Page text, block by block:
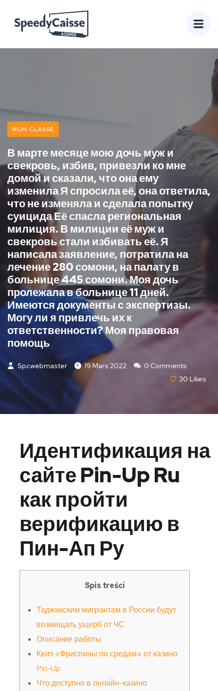
NON CLASSÉ
В марте месяце мою дочь муж и
свекровь, избив, привезли ко мне
домой и сказали, что она ему
изменила Я спросила её, она ответила,
что не изменяла и сделала попытку
суицида Её спасла региональная
милиция. В милиции её муж и
свекровь стали избивать её. Я
написала заявление, потратила на
лечение 280 сомони, на палату в
больнице 445 сомони. Моя дочь
пролежала в больнице 11 дней.
Имеются документы с экспертизы.
Могу ли я привлечь их к
ответственности? Моя правовая
помощь
Spcwebmaster 19 Mars 2022
0 Comments
30 Likes
Идентификация на
сайте Pin-Up Ru
как пройти
верификацию в
Пин-Ап Ру
Spis treści
Таджикским мигрантам в России будут
возмещать ущерб от ЧС
Описание работы
Квиз «Фриспины по средам» от казино
Pin-Up
Что доступно в онлайн-казино